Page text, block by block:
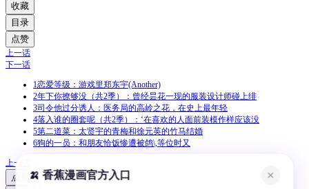
收藏
目录
点赞
上一话
下一话
1恋爱等级：游戏里郑东宇(Another)
2年下你撩够没（共2季）：曾经昙花一现的服装设计师碰上绯
3司令他过分诱人：医务局的高岭之花，在史上最年轻
4落入谁的圈套呢（共2季）：‘在喜欢的人面前装模作样应该没
5第二道菜：太贤宇的青梅和徐元英的竹马结婚
6狗的一员：和朋友恰饭惨遭被鸽\,等位时又
上一话
点赞
🍌 香蕉漫画官方入口 ✕